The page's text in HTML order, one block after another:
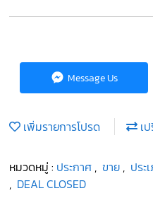
Message Us
เพิ่มรายการโปรด เ
หมวดหมู่ : ประกาศ , ขาย , ประ
, DEAL CLOSED